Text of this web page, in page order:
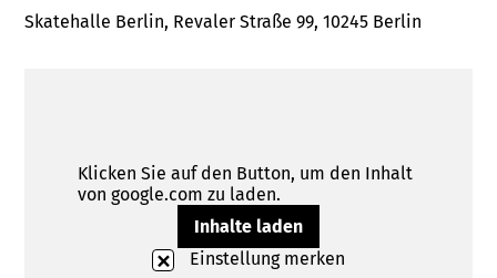
Skatehalle Berlin, Revaler Straße 99, 10245 Berlin
Klicken Sie auf den Button, um den Inhalt
von google.com zu laden.
Inhalte laden
Einstellung merken